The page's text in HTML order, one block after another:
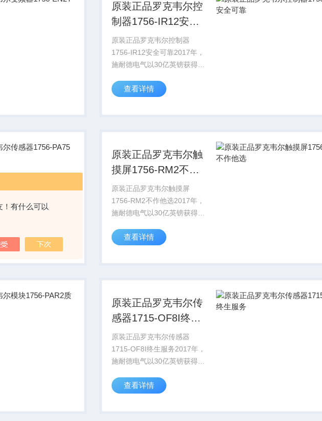
！有什么可以
原装正品罗克韦尔控
制器1756-IR12安全
可靠
原装正品罗克韦尔控制器
1756-IR12安全可靠2017年，
施耐德电气以30亿英镑获得了
2022年9月，施耐德电气对
要约，该计划对AVEVA的...
查看详情
原装正品罗克韦尔触
摸屏1756-RM2不作
他选
原装正品罗克韦尔触摸屏
1756-RM2不作他选2017年，
施耐德电气以30亿英镑获得了
2022年9月，施耐德电气对
要约，该计划对AVEVA的估...
查看详情
原装正品罗克韦尔传
感器1715-OF8I终生
服务
原装正品罗克韦尔传感器
1715-OF8I终生服务2017年，
施耐德电气以30亿英镑获得了
2022年9月，施耐德电气对
要约，该计划对AVEVA的...
查看详情